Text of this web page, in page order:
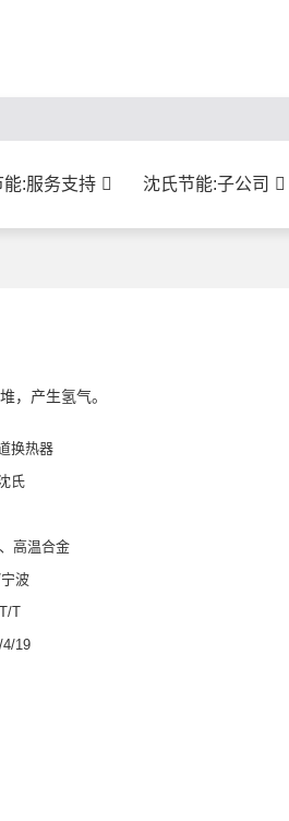
能:服务支持 沈氏节能:子公司
，产生氢气。
换热器
氏
高温合金
宁波
T
4/19